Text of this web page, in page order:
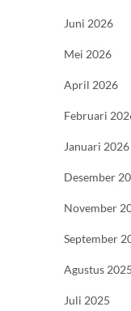
Juni 2026
Mei 2026
April 2026
Februari
Januari 2026
Desember
November
September
Agustus 2025
Juli 2025